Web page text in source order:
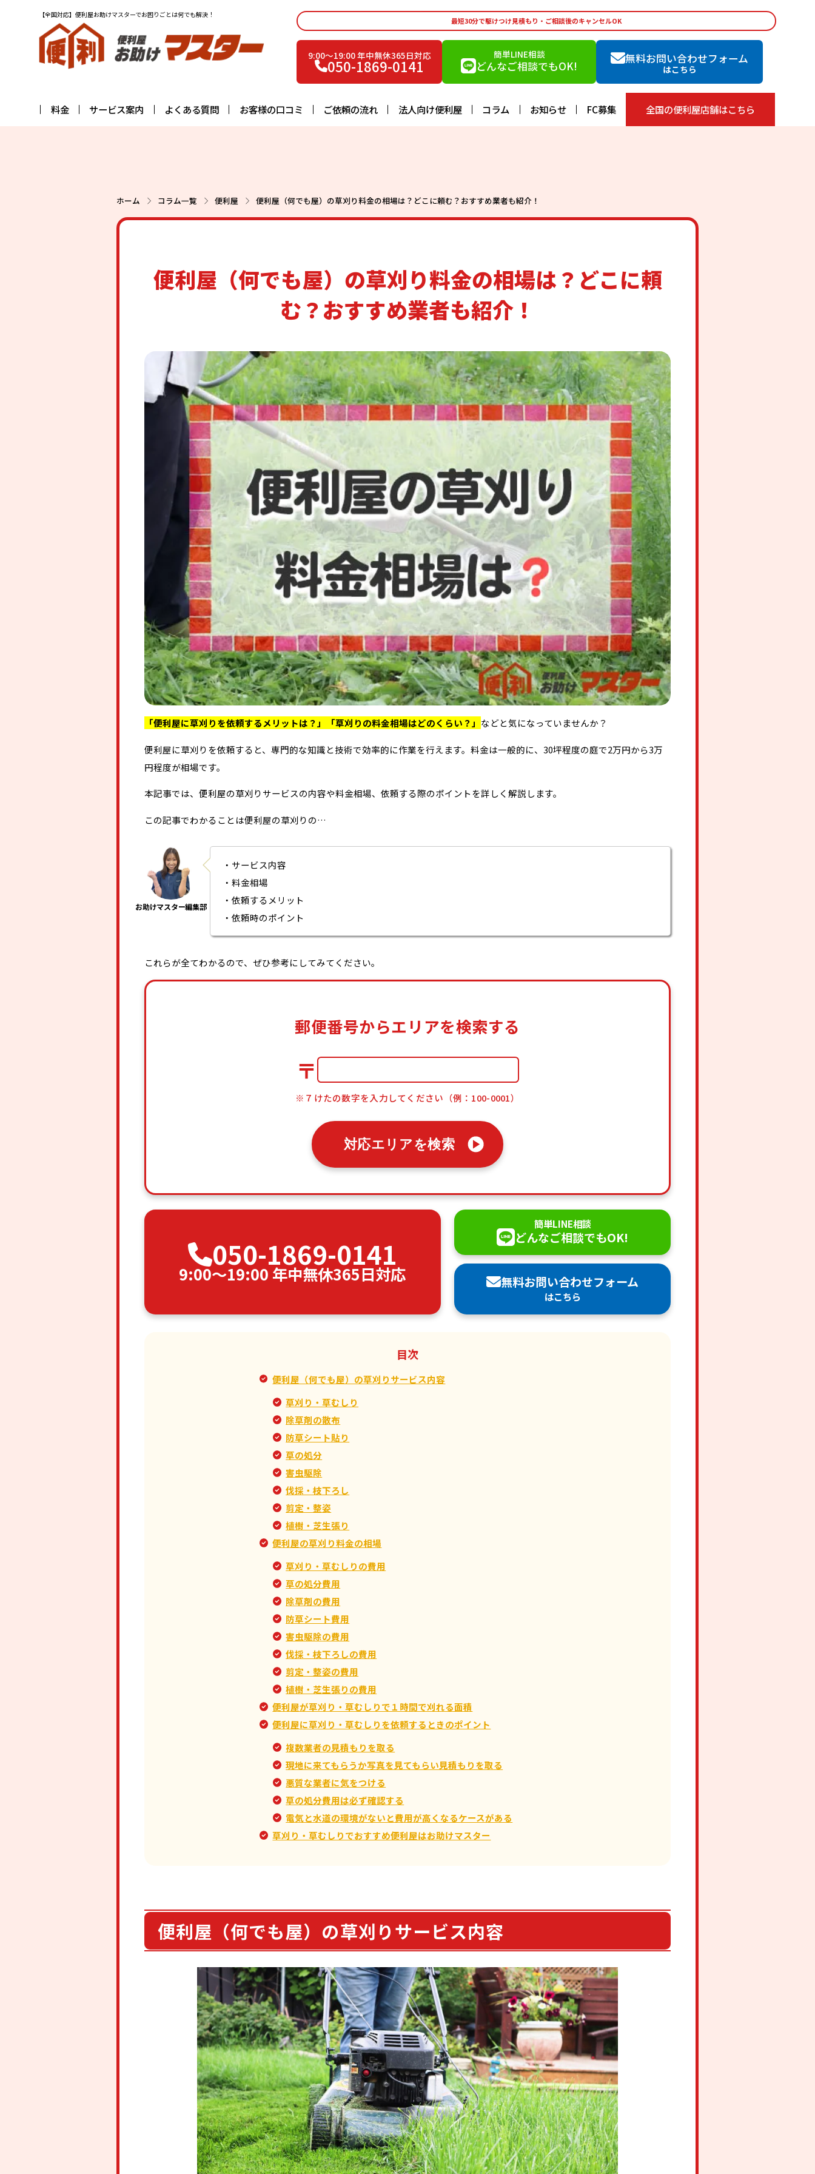
【全国対応】便利屋お助けマスターでお困りごとは何でも解決！
最短30分で駆けつけ見積もり・ご相談後のキャンセルOK
9:00〜19:00 年中無休365日対応
050-1869-0141
簡単LINE相談
どんなご相談でもOK!
無料お問い合わせフォーム
はこちら
料金 サービス案内 よくある質問 お客様の口コミ ご依頼の流れ 法人向け便利屋 コラム お知らせ FC募集 全国の便利屋店舗はこちら
ホーム コラム一覧 便利屋 便利屋（何でも屋）の草刈り料金の相場は？どこに頼む？おすすめ業者も紹介！
便利屋（何でも屋）の草刈り料金の相場は？どこに頼
む？おすすめ業者も紹介！
「便利屋に草刈りを依頼するメリットは？」「草刈りの料金相場はどのくらい？」 などと気になっていませんか？
便利屋に草刈りを依頼すると、専門的な知識と技術で効率的に作業を行えます。料金は一般的に、30坪程度の庭で2万円から3万
円程度が相場です。
本記事では、便利屋の草刈りサービスの内容や料金相場、依頼する際のポイントを詳しく解説します。
この記事でわかることは便利屋の草刈りの…
・サービス内容
・料金相場
・依頼するメリット
・依頼時のポイント
これらが全てわかるので、ぜひ参考にしてみてください。
郵便番号からエリアを検索する
〒
※７けたの数字を入力してください（例：100-0001）
対応エリアを検索
050-1869-0141
9:00〜19:00 年中無休365日対応
簡単LINE相談
どんなご相談でもOK!
無料お問い合わせフォーム
はこちら
目次
便利屋（何でも屋）の草刈りサービス内容
草刈り・草むしり
除草剤の散布
防草シート貼り
草の処分
害虫駆除
伐採・枝下ろし
剪定・整姿
植樹・芝生張り
便利屋の草刈り料金の相場
草刈り・草むしりの費用
草の処分費用
除草剤の費用
防草シート費用
害虫駆除の費用
伐採・枝下ろしの費用
剪定・整姿の費用
植樹・芝生張りの費用
便利屋が草刈り・草むしりで１時間で刈れる面積
便利屋に草刈り・草むしりを依頼するときのポイント
複数業者の見積もりを取る
現地に来てもらうか写真を見てもらい見積もりを取る
悪質な業者に気をつける
草の処分費用は必ず確認する
電気と水道の環境がないと費用が高くなるケースがある
草刈り・草むしりでおすすめ便利屋はお助けマスター
便利屋（何でも屋）の草刈りサービス内容